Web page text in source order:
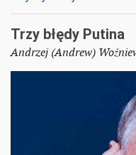
Trzy błędy Putina
Andrzej (Andrew)